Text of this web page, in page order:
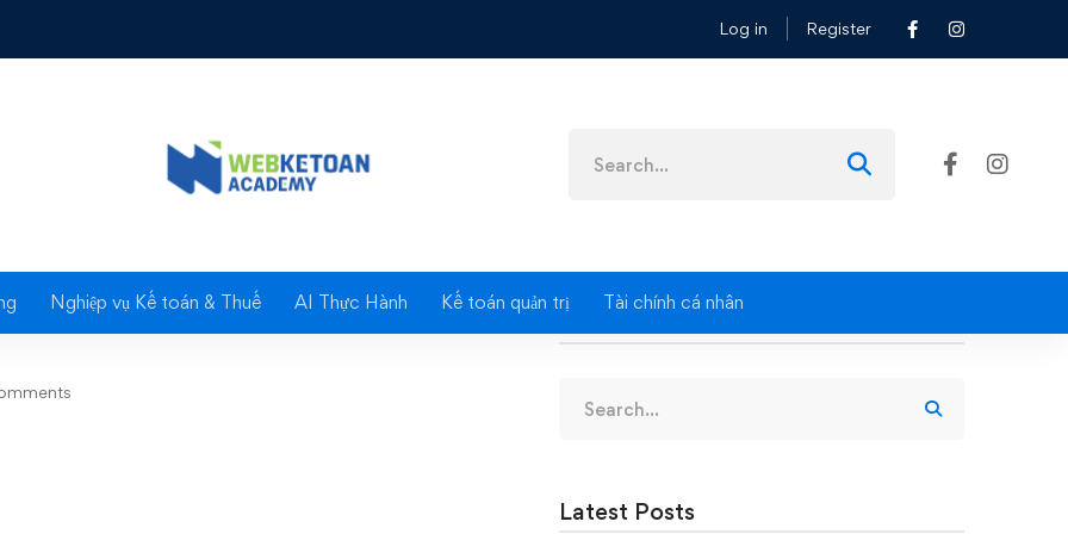
Log in Register
for:
Nghiệp vụ Kế toán & Thuế AI Thực Hành Kế toán quản trị Tài chính cá nhân
for:
Latest Posts